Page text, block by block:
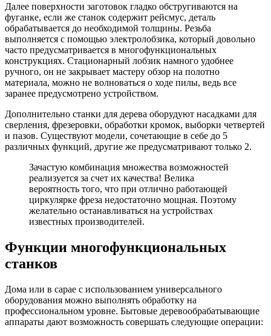
Далее поверхности заготовок гладко обстругиваются на
фуганке, если же станок содержит рейсмус, деталь
обрабатывается до необходимой толщины. Резьба
выполняется с помощью электролобзика, который довольно
часто предусматривается в многофункциональных
конструкциях. Стационарный лобзик намного удобнее
ручного, он не закрывает мастеру обзор на полотно
материала, можно не волноваться о ходе пилы, ведь все
заранее предусмотрено устройством.
Дополнительно станки для дерева оборудуют насадками для
сверления, фрезеровки, обработки кромок, выборки четвертей
и пазов. Существуют модели, сочетающие в себе до 5
различных функций, другие же предусматривают только 2.
Зачастую комбинация множества возможностей
реализуется за счет их качества! Велика
вероятность того, что при отлично работающей
циркулярке фреза недостаточно мощная. Поэтому
желательно останавливаться на устройствах
известных производителей.
Функции многофункциональных
станков
Дома или в сарае с использованием универсального
оборудования можно выполнять обработку на
профессиональном уровне. Бытовые деревообрабатывающие
аппараты дают возможность совершать следующие операции: